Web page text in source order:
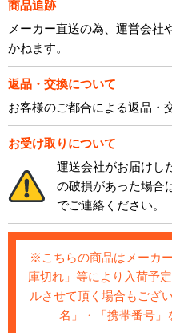
商品追跡
メーカー直送の為、運営会社
かねます。
返品・交換について
お客様のご都合による返品・
お受け取りについて
運送会社がお届けし
の破損があった場合
でご連絡ください。
※こちらの商品はメーカ
庫切れ」等により入荷予
ルさせて頂く場合もござ
名」・「携帯番号」